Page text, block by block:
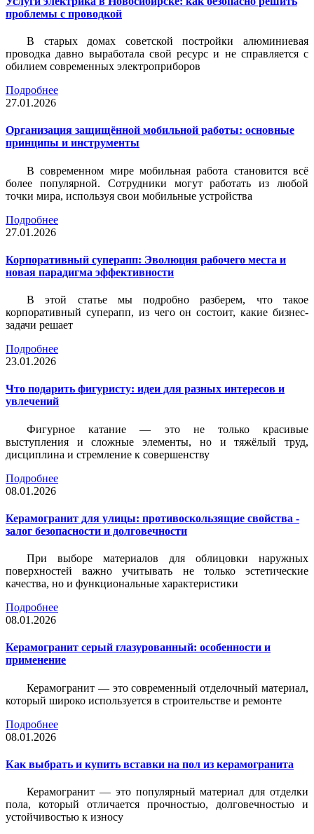
проблемы с проводкой
В старых домах советской постройки алюминиевая
проводка давно выработала свой ресурс и не справляется с
обилием современных электроприборов
Подробнее
27.01.2026
Организация защищённой мобильной работы: основные
принципы и инструменты
В современном мире мобильная работа становится всё
более популярной. Сотрудники могут работать из любой
точки мира, используя свои мобильные устройства
Подробнее
27.01.2026
Корпоративный суперапп: Эволюция рабочего места и
новая парадигма эффективности
В этой статье мы подробно разберем, что такое
корпоративный суперапп, из чего он состоит, какие бизнес-
задачи решает
Подробнее
23.01.2026
Что подарить фигуристу: идеи для разных интересов и
увлечений
Фигурное катание — это не только красивые
выступления и сложные элементы, но и тяжёлый труд,
дисциплина и стремление к совершенству
Подробнее
08.01.2026
Керамогранит для улицы: противоскользящие свойства -
залог безопасности и долговечности
При выборе материалов для облицовки наружных
поверхностей важно учитывать не только эстетические
качества, но и функциональные характеристики
Подробнее
08.01.2026
Керамогранит серый глазурованный: особенности и
применение
Керамогранит — это современный отделочный материал,
который широко используется в строительстве и ремонте
Подробнее
08.01.2026
Как выбрать и купить вставки на пол из керамогранита
Керамогранит — это популярный материал для отделки
пола, который отличается прочностью, долговечностью и
устойчивостью к износу